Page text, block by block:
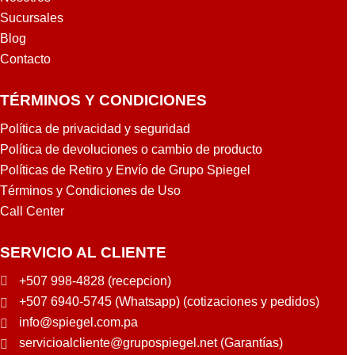
0
L
A
Sucursales
Blog
Contacto
TÉRMINOS Y CONDICIONES
Política de privacidad y seguridad
Política de devoluciones o cambio de producto
Políticas de Retiro y Envío de Grupo Spiegel
Términos y Condiciones de Uso
Call Center
SERVICIO AL CLIENTE
+507 998-4828 (recepcion)
+507 6940-5745 (Whatsapp) (cotizaciones y pedidos)
info@spiegel.com.pa
servicioalcliente@grupospiegel.net (Garantías)